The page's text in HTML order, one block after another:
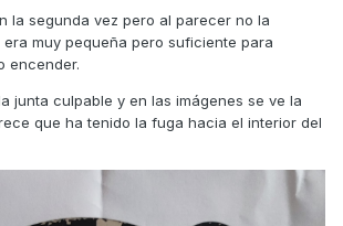
la segunda vez pero al parecer no la
era muy pequeña pero suficiente para
encender.
junta culpable y en las imágenes se ve la
que ha tenido la fuga hacia el interior del